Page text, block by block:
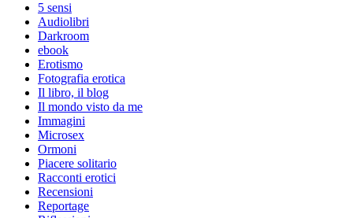
5 sensi
Audiolibri
Darkroom
ebook
Erotismo
Fotografia erotica
Il libro, il blog
Il mondo visto da me
Immagini
Microsex
Ormoni
Piacere solitario
Racconti erotici
Recensioni
Reportage